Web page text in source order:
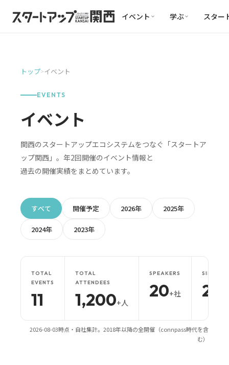
イベント 学ぶ スター
トップ>イベント
EVENTS
イベント
関西のスタートアップエコシステムをつなぐ「スタートア
ップ関西」。年2回開催のイベント情報と
過去の開催実績をまとめています。
すべて 開催予定 2026年 2025年
2024年 2023年
TOTAL
EVENTS
11
TOTAL
ATTENDEES
1,200+人
SPEAKERS
20+社
SINCE
2026-08-03時点・自社集計。2018年以降の全開催（connpass時代を含
む）